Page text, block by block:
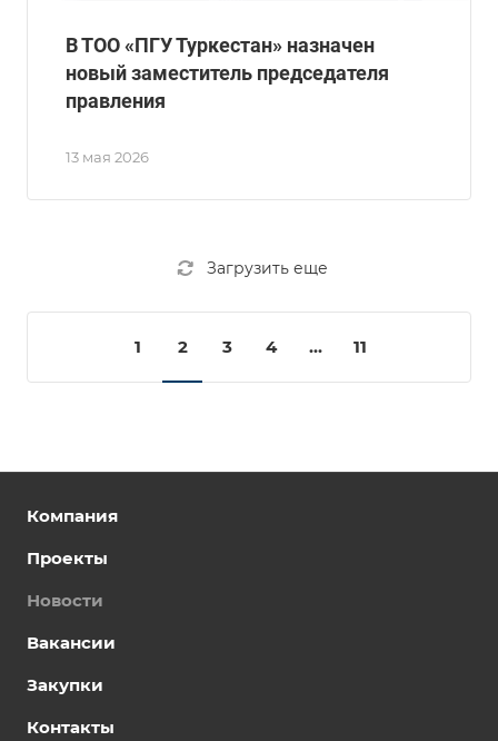
13 мая 2026
В ТОО «ПГУ Туркестан» назначен
новый заместитель председателя
правления
Загрузить еще
1 2 3 4 ... 11
Компания
Проекты
Новости
Вакансии
Закупки
Контакты